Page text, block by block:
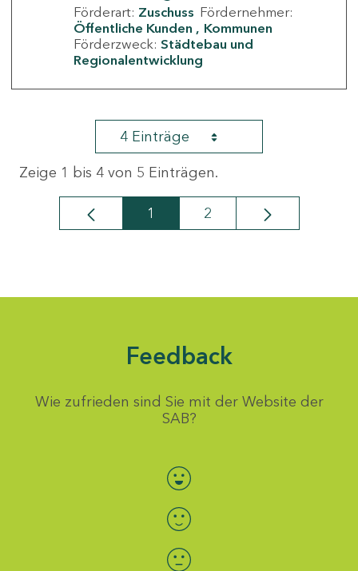
Förderart: Zuschuss Fördernehmer:
Öffentliche Kunden
Kommunen
Förderzweck: Städtebau und
Regionalentwicklung
4 Einträge
Zeige 1 bis 4 von 5 Einträgen.
Seite
1 Seite
2
Feedback
Wie zufrieden sind Sie mit der Website der
SAB?
Bewertung auswählen